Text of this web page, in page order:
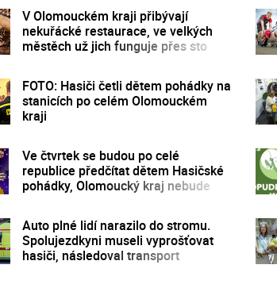
V Olomouckém kraji přibývají
nekuřácké restaurace, ve velkých
městěch už jich funguje přes sto
FOTO: Hasiči četli dětem pohádky na
stanicích po celém Olomouckém
kraji
Ve čtvrtek se budou po celé
republice předčítat dětem Hasičské
pohádky, Olomoucký kraj nebude
Auto plné lidí narazilo do stromu.
Spolujezdkyni museli vyprošťovat
hasiči, následoval transport